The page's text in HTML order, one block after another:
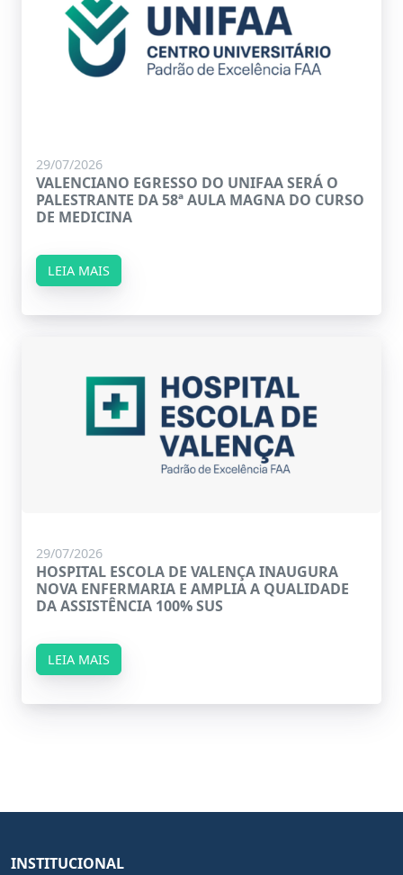
29/07/2026
VALENCIANO EGRESSO DO UNIFAA SERÁ O
PALESTRANTE DA 58ª AULA MAGNA DO CURSO
DE MEDICINA
LEIA MAIS
29/07/2026
HOSPITAL ESCOLA DE VALENÇA INAUGURA
NOVA ENFERMARIA E AMPLIA A QUALIDADE
DA ASSISTÊNCIA 100% SUS
LEIA MAIS
INSTITUCIONAL